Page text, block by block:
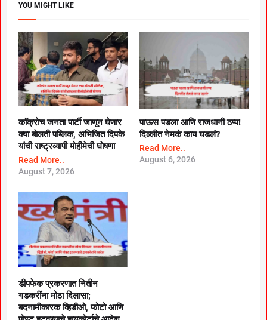
YOU MIGHT LIKE
काॅक्राेच जनता पार्टी जाणून घेणार
क्या बाेलती पब्लिक, अभिजित दिपके
यांची राष्ट्रव्यापी माेहीमेची घाेषणा
Read More..
August 7, 2026
पाऊस पडला आणि राजधानी ठप्प!
दिल्लीत नेमकं काय घडलं?
Read More..
August 6, 2026
डीपफेक प्रकरणात नितीन
गडकरींना मोठा दिलासा;
बदनामीकारक व्हिडीओ, फोटो आणि